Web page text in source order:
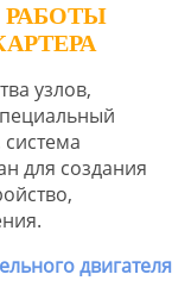
узлов,
для создания